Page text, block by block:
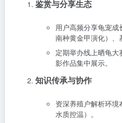
鉴赏与分享生态
用户高频分享龟宠
南种黄金甲演化）、
定期举办线上晒龟大
影作品集中展示‌。
知识传承与协作
资深养殖户解析环境
水质控温）‌。